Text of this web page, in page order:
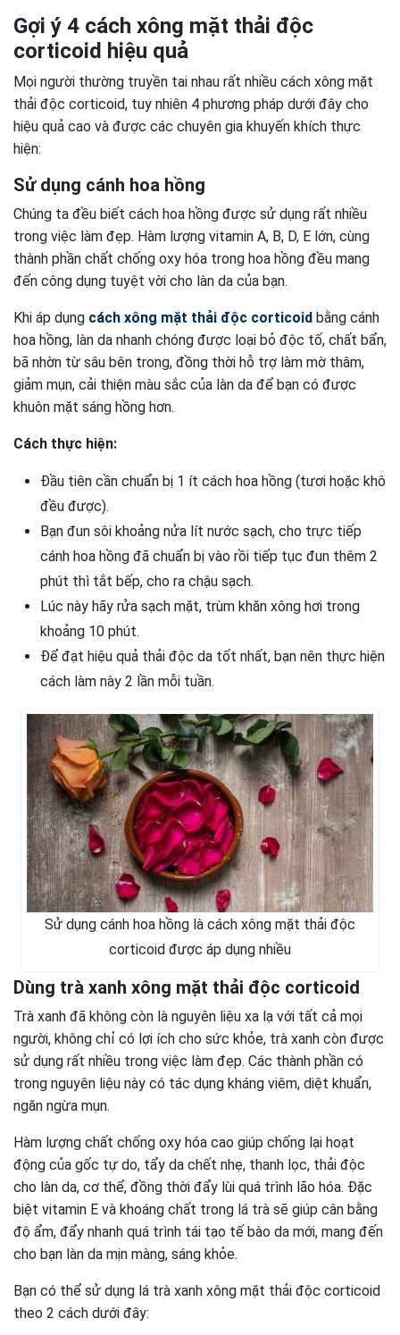
Gợi ý 4 cách xông mặt thải độc
corticoid hiệu quả
Mọi người thường truyền tai nhau rất nhiều cách xông mặt
thải độc corticoid, tuy nhiên 4 phương pháp dưới đây cho
hiệu quả cao và được các chuyên gia khuyến khích thực
hiện:
Sử dụng cánh hoa hồng
Chúng ta đều biết cách hoa hồng được sử dụng rất nhiều
trong việc làm đẹp. Hàm lượng vitamin A, B, D, E lớn, cùng
thành phần chất chống oxy hóa trong hoa hồng đều mang
đến công dụng tuyệt vời cho làn da của bạn.
Khi áp dụng cách xông mặt thải độc corticoid bằng cánh
hoa hồng, làn da nhanh chóng được loại bỏ độc tố, chất bẩn,
bã nhờn từ sâu bên trong, đồng thời hỗ trợ làm mờ thâm,
giảm mụn, cải thiện màu sắc của làn da để bạn có được
khuôn mặt sáng hồng hơn.
Cách thực hiện:
Đầu tiên cần chuẩn bị 1 ít cách hoa hồng (tươi hoặc khô
đều được).
Bạn đun sôi khoảng nửa lít nước sạch, cho trực tiếp
cánh hoa hồng đã chuẩn bị vào rồi tiếp tục đun thêm 2
phút thì tắt bếp, cho ra chậu sạch.
Lúc này hãy rửa sạch mặt, trùm khăn xông hơi trong
khoảng 10 phút.
Để đạt hiệu quả thải độc da tốt nhất, bạn nên thực hiện
cách làm này 2 lần mỗi tuần.
Sử dụng cánh hoa hồng là cách xông mặt thải độc
corticoid được áp dụng nhiều
Dùng trà xanh xông mặt thải độc corticoid
Trà xanh đã không còn là nguyên liệu xa lạ với tất cả mọi
người, không chỉ có lợi ích cho sức khỏe, trà xanh còn được
sử dụng rất nhiều trong việc làm đẹp. Các thành phần có
trong nguyên liệu này có tác dụng kháng viêm, diệt khuẩn,
ngăn ngừa mụn.
Hàm lượng chất chống oxy hóa cao giúp chống lại hoạt
động của gốc tự do, tẩy da chết nhẹ, thanh lọc, thải độc
cho làn da, cơ thể, đồng thời đẩy lùi quá trình lão hóa. Đặc
biệt vitamin E và khoáng chất trong lá trà sẽ giúp cân bằng
độ ẩm, đẩy nhanh quá trình tái tạo tế bào da mới, mang đến
cho bạn làn da mịn màng, sáng khỏe.
Bạn có thể sử dụng lá trà xanh xông mặt thải độc corticoid
theo 2 cách dưới đây: